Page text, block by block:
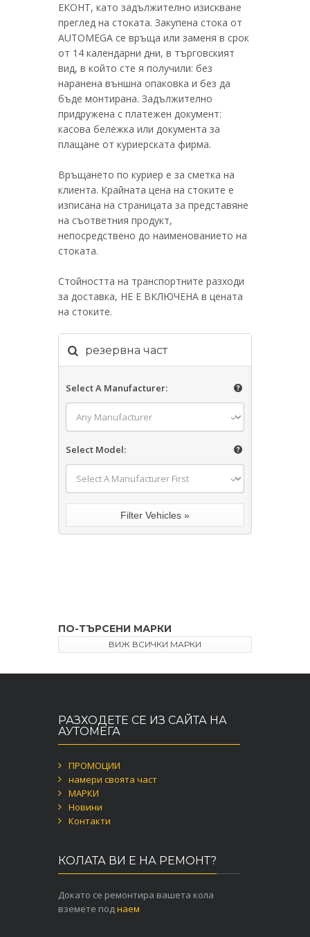
ЕКОНТ, като задължително изискване
преглед на стоката. Закупена стока от
AUTOMEGA се връща или заменя в срок
от 14 календарни дни, в търговският
вид, в който сте я получили: без
наранена външна опаковка и без да
бъде монтирана. Задължително
придружена с платежен документ:
касова бележка или документа за
плащане от куриерската фирма.
Връщането по куриер е за сметка на
клиента. Крайната цена на стоките е
изписана на страницата за представяне
на съответния продукт,
непосредствено до наименованието на
стоката.
Стойността на транспортните разходи
за доставка, НЕ Е ВКЛЮЧЕНА в цената
на стоките.
резервна част
Select A Manufacturer:
Select Model:
ПО-ТЪРСЕНИ МАРКИ
ВИЖ ВСИЧКИ МАРКИ
РАЗХОДЕТЕ СЕ ИЗ САЙТА НА
АУТОМЕГА
ПРОМОЦИИ
намери своята част
МАРКИ
Новини
Контакти
КОЛАТА ВИ Е НА РЕМОНТ?
Докато се ремонтира вашета кола
вземете поднаем